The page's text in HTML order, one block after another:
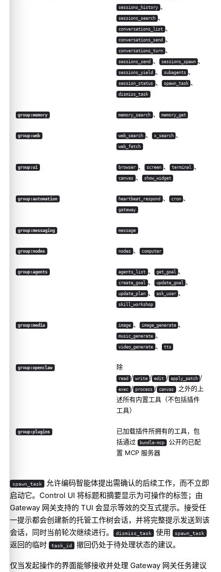
sessions_history 、
sessions_search 、
conversations_list 、
conversations_send 、
conversations_turn 、
sessions_send 、 sessions_spawn 、
sessions_yield 、 subagents 、
session_status 、 spawn_task 、
dismiss_task
group:memory memory_search 、 memory_get
group:web web_search 、 x_search 、
web_fetch
group:ui browser 、 screen 、 terminal 、
canvas 、 show_widget
group:automation heartbeat_respond 、 cron 、
gateway
group:messaging message
group:nodes nodes 、 computer
group:agents agents_list 、 get_goal 、
create_goal 、 update_goal 、
update_plan 、 ask_user 、
skill_workshop
group:media image 、 image_generate 、
music_generate 、
video_generate 、 tts
group:openclaw 除
read / write / edit / apply_patch /
exec / process / canvas 之外的上
述所有内置工具（不包括插件
工具）
group:plugins
已加载插件所拥有的工具，包
括通过
bundle-mcp 公开的已配
置 MCP 服务器
spawn_task 允许编码智能体提出需确认的后续工作，而不立即
启动它。Control UI 将标题和摘要显示为可操作的标签；由
Gateway 网关支持的 TUI 会显示等效的交互式提示。接受任
一提示都会创建新的托管工作树会话，并将完整提示发送到该
会话，同时当前轮次继续进行。
dismiss_task 使用 spawn_task
返回的临时 task_id 撤回仍处于待处理状态的建议。
仅当发起操作的界面能够接收并处理 Gateway 网关任务建议